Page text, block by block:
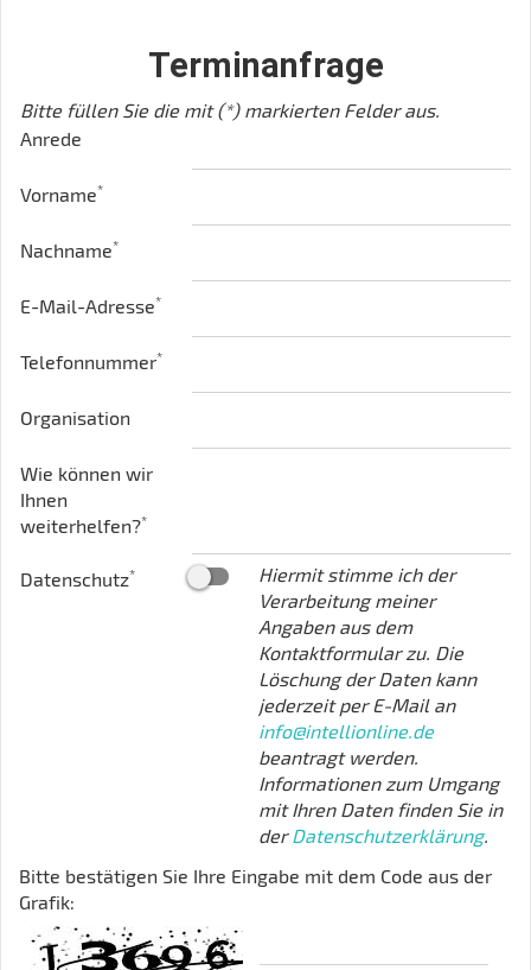
Terminanfrage
Bitte füllen Sie die mit (*) markierten Felder aus.
Anrede
Vorname*
Nachname*
E-Mail-Adresse*
Telefonnummer*
Organisation
Wie können wir
Ihnen
weiterhelfen?*
Datenschutz*
Hiermit stimme ich der
Verarbeitung meiner
Angaben aus dem
Kontaktformular zu. Die
Löschung der Daten kann
jederzeit per E-Mail an
info@intellionline.de
beantragt werden.
Informationen zum Umgang
mit Ihren Daten finden Sie in
derDatenschutzerklärung.
Bitte bestätigen Sie Ihre Eingabe mit dem Code aus der
Grafik: